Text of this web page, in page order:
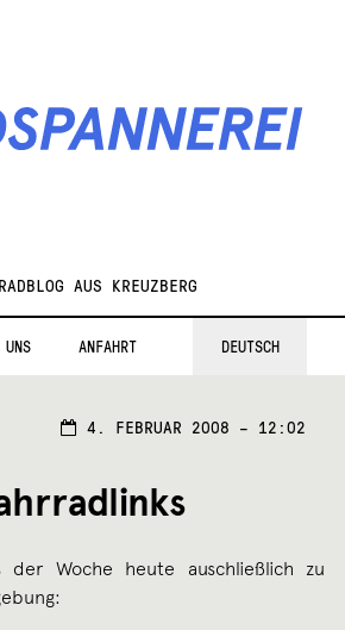
AUS KREUZBERG
ANFAHRT DEUTSCH
4. FEBRUAR 2008 – 12:02
der Woche heute auschließlich zu